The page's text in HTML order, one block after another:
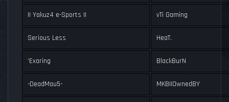
II Yakuz4 e-Sports II vTi Gaming
Serious Less HeaT.
‘Exaring BlackBurN
-DeadMau5- MKBIIOwnedBY